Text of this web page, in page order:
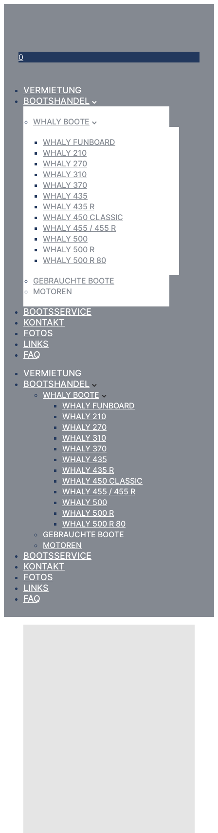
0
VERMIETUNG
BOOTSHANDEL
WHALY BOOTE
WHALY FUNBOARD
WHALY 210
WHALY 270
WHALY 310
WHALY 370
WHALY 435
WHALY 435 R
WHALY 450 CLASSIC
WHALY 455 / 455 R
WHALY 500
WHALY 500 R
WHALY 500 R 80
GEBRAUCHTE BOOTE
MOTOREN
BOOTSSERVICE
KONTAKT
FOTOS
LINKS
FAQ
VERMIETUNG
BOOTSHANDEL
WHALY BOOTE
WHALY FUNBOARD
WHALY 210
WHALY 270
WHALY 310
WHALY 370
WHALY 435
WHALY 435 R
WHALY 450 CLASSIC
WHALY 455 / 455 R
WHALY 500
WHALY 500 R
WHALY 500 R 80
GEBRAUCHTE BOOTE
MOTOREN
BOOTSSERVICE
KONTAKT
FOTOS
LINKS
FAQ